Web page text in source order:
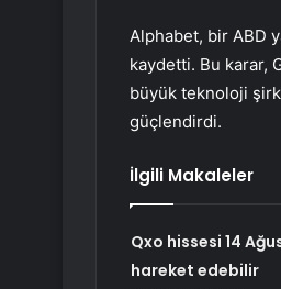
Alphabet, bir ABD
kaydetti. Bu karar,
büyük teknoloji
güçlendirdi.
İlgili Makaleler
Qxo hissesi 14
hareket edebilir